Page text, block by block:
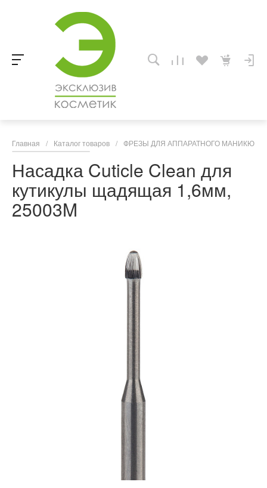
Главная / Каталог товаров / ФРЕЗЫ ДЛЯ АППАРАТНОГО
Насадка Cuticle Clean для
кутикулы щадящая 1,6мм,
25003M